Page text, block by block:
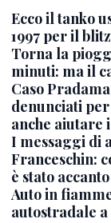
Ecco il tanko
1997 per il
Torna la
minuti: ma il
Caso
denunciati
anche aiutare
I messaggi di
Franceschin:
è stato
Auto in
autostradale